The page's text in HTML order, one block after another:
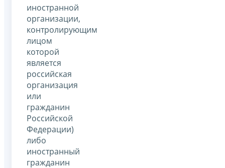
иностранной
организации,
контролирующим
лицом
которой
является
российская
организация
или
гражданин
Российской
Федерации)
либо
иностранный
гражданин